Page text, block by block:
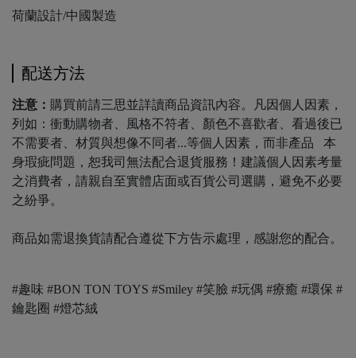
荷蘭設計/中國製造
配送方法
注意： 購買前請三思並詳讀商品資訊內容。凡因個人因素，
列如：衝動購物者、風格不符者、顏色不喜歡者、看過後已
不需要者、材質與想像不同者...等個人因素，而非產品 本
身瑕疵問題，恕我司無法配合退貨服務！建議個人因素考量
之消費者，請親自至實體店面或百貨公司選購，避免不必要
之紛爭。
商品如需退換貨請配合遵從下方告示處理，感謝您的配合。
#趣味 #BON TON TOYS #Smiley #笑臉 #玩偶 #療癒 #環保 #
鑰匙圈 #燈芯絨